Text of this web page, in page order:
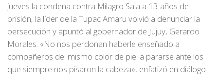
jueves la condena contra Milagro Sala a 13 años de
prisión, la líder de la Tupac Amaru volvió a denunciar la
persecución y apuntó al gobernador de Jujuy, Gerardo
Morales. «No nos perdonan haberle enseñado a
compañeros del mismo color de piel a pararse ante los
que siempre nos pisaron la cabeza», enfatizó en diálogo